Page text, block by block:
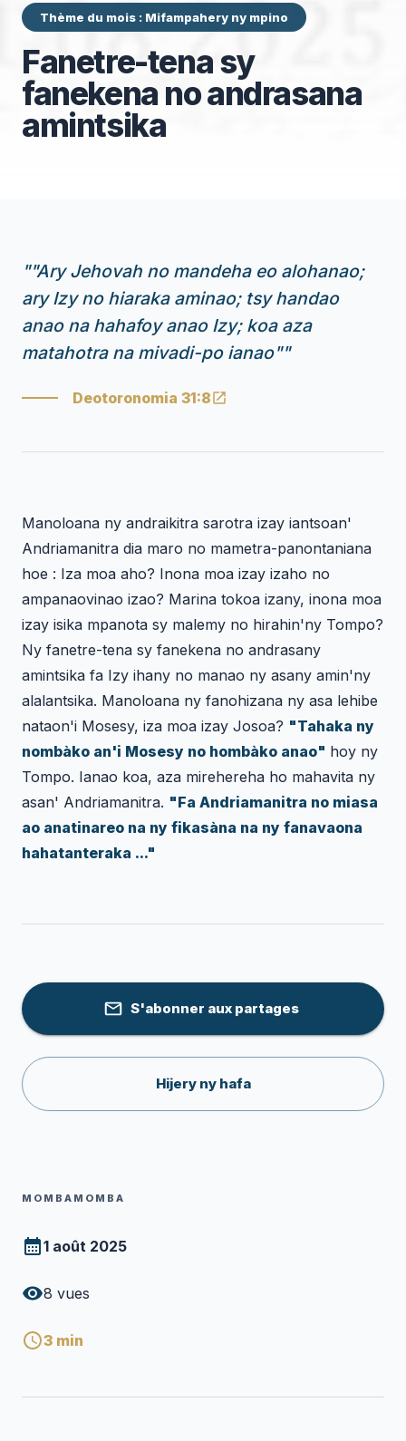
Thème du mois : Mifampahery ny mpino
Fanetre-tena sy
fanekena no andrasana
amintsika
""Ary Jehovah no mandeha eo alohanao;
ary Izy no hiaraka aminao; tsy handao
anao na hahafoy anao Izy; koa aza
matahotra na mivadi-po ianao""
Deotoronomia 31:8
Manoloana ny andraikitra sarotra izay iantsoan'
Andriamanitra dia maro no mametra-panontaniana
hoe : Iza moa aho? Inona moa izay izaho no
ampanaovinao izao? Marina tokoa izany, inona moa
izay isika mpanota sy malemy no hirahin'ny Tompo?
Ny fanetre-tena sy fanekena no andrasany
amintsika fa Izy ihany no manao ny asany amin'ny
alalantsika. Manoloana ny fanohizana ny asa lehibe
nataon'i Mosesy, iza moa izay Josoa? "Tahaka ny
nombàko an'i Mosesy no hombàko anao" hoy ny
Tompo. Ianao koa, aza mirehereha ho mahavita ny
asan' Andriamanitra. "Fa Andriamanitra no miasa
ao anatinareo na ny fikasàna na ny fanavaona
hahatanteraka ..."
S'abonner aux partages
Hijery ny hafa
MOMBAMOMBA
1 août 2025
8 vues
3 min